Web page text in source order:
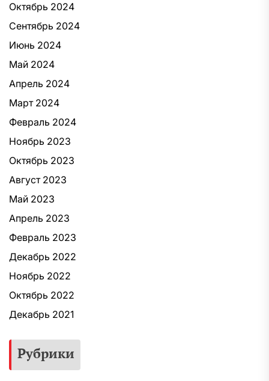
Октябрь 2024
Сентябрь 2024
Июнь 2024
Май 2024
Апрель 2024
Март 2024
Февраль 2024
Ноябрь 2023
Октябрь 2023
Август 2023
Май 2023
Апрель 2023
Февраль 2023
Декабрь 2022
Ноябрь 2022
Октябрь 2022
Декабрь 2021
Рубрики